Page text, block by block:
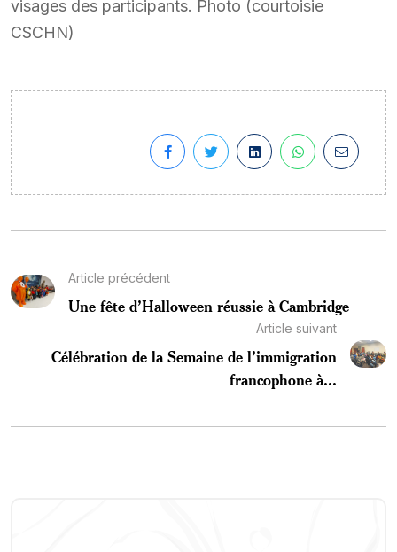
visages des participants. Photo (courtoisie
CSCHN)
Article précédent
Une fête d’Halloween réussie à Cambridge
Article suivant
Célébration de la Semaine de l’immigration
francophone à...